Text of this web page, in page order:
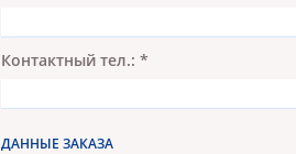
Контактный тел.: *
ДАННЫЕ ЗАКАЗА